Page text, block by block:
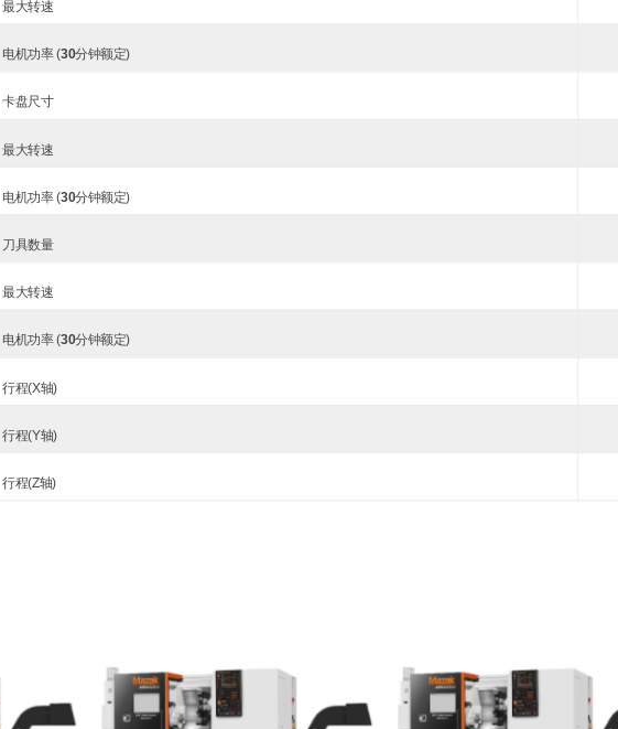
最大转速
电机功率 (30分钟额定)
卡盘尺寸
最大转速
电机功率 (30分钟额定)
刀具数量
最大转速
电机功率 (30分钟额定)
行程(X轴)
行程(Y轴)
行程(Z轴)